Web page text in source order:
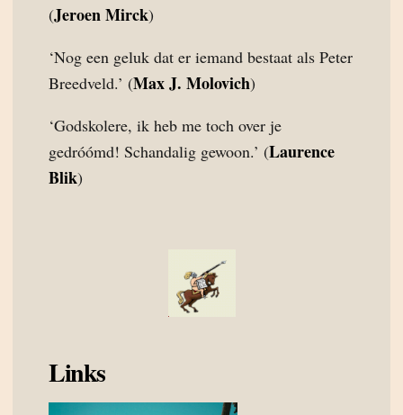
(Jeroen Mirck)
‘Nog een geluk dat er iemand bestaat als Peter
Breedveld.’ (Max J. Molovich)
‘Godskolere, ik heb me toch over je
gedróómd! Schandalig gewoon.’ (Laurence
Blik)
Links